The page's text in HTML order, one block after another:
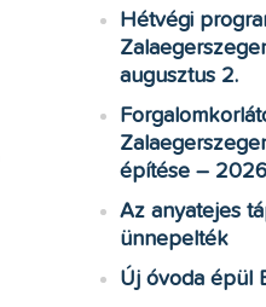
Hétvégi
augusztus 2.
építése –
Az anyatejes
ünnepelték
Új óvoda épül